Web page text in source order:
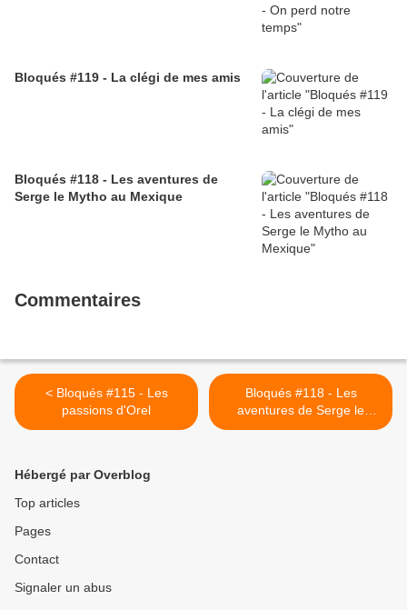
Bloqués #119 - La clégi de mes amis
Bloqués #118 - Les aventures de
Serge le Mytho au Mexique
Commentaires
< Bloqués #115 - Les
passions d'Orel
Bloqués #118 - Les
aventures de Serge le
Mytho au Mexique >
Hébergé par Overblog
Top articles
Pages
Contact
Signaler un abus